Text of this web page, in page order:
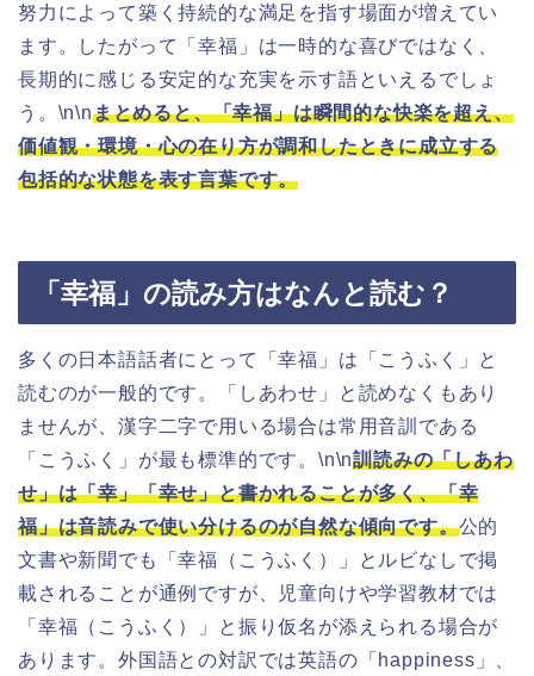
努力によって築く持続的な満足を指す場面が増えてい
ます。したがって「幸福」は一時的な喜びではなく、
長期的に感じる安定的な充実を示す語といえるでしょ
う。\n\nまとめると、「幸福」は瞬間的な快楽を超え、
価値観・環境・心の在り方が調和したときに成立する
包括的な状態を表す言葉です。
「幸福」の読み方はなんと読む？
多くの日本語話者にとって「幸福」は「こうふく」と
読むのが一般的です。「しあわせ」と読めなくもあり
ませんが、漢字二字で用いる場合は常用音訓である
「こうふく」が最も標準的です。\n\n訓読みの「しあわ
せ」は「幸」「幸せ」と書かれることが多く、「幸
福」は音読みで使い分けるのが自然な傾向です。公的
文書や新聞でも「幸福（こうふく）」とルビなしで掲
載されることが通例ですが、児童向けや学習教材では
「幸福（こうふく）」と振り仮名が添えられる場合が
あります。外国語との対訳では英語の「happiness」、